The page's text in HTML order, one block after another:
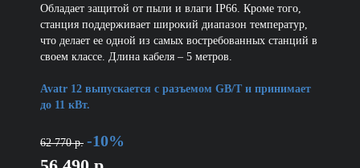
Обладает защитой от пыли и влаги IP66. Кроме того,
станция поддерживает широкий диапазон температур,
что делает ее одной из самых востребованных станций в
своем классе. Длина кабеля – 5 метров.
Avatr 12 выпускается с разъемом GB/T и принимает
до 11 кВт.
62 770 р. -10%